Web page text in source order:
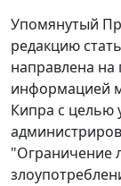
Упомянутый
редакцию
направлена
информацией
Кипра с целью
"Ограничение